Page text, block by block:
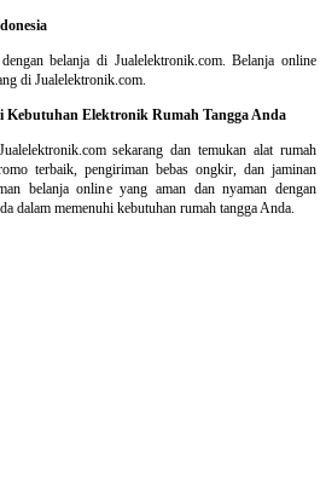
belanja di Jualelektronik.com. Belanja online
di Jualelektronik.com.
Kebutuhan Elektronik Rumah Tangga Anda
sekarang dan temukan alat rumah
terbaik, pengiriman bebas ongkir, dan jaminan
belanja online yang aman dan nyaman dengan
dalam memenuhi kebutuhan rumah tangga Anda.